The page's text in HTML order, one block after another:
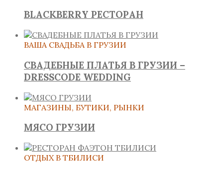
BLACKBERRY РЕСТОРАН
ВАША СВАДЬБА В ГРУЗИИ
СВАДЕБНЫЕ ПЛАТЬЯ В ГРУЗИИ –
DRESSCODE WEDDING
МАГАЗИНЫ, БУТИКИ, РЫНКИ
МЯСО ГРУЗИИ
ОТДЫХ В ТБИЛИСИ